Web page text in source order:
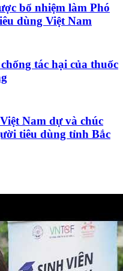
bổ nhiệm làm Phó
dùng Việt Nam
tác hại của thuốc
Nam dự và chúc
tiêu dùng tỉnh Bắc